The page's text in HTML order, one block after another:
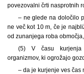
povezovalni črti nasprotnih
– ne glede na določilo
ne več kot 10 m, če je
od zunanjega roba
(5) V času kurjenja
organizmov, ki ogrožajo
– da je kurjenje ves čas